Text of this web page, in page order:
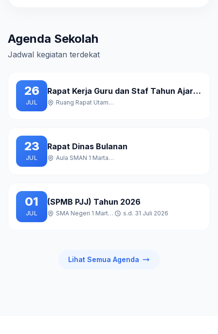
Agenda Sekolah
Jadwal kegiatan terdekat
26
JUL
Rapat Kerja Guru dan Staf Tahun Ajaran Baru
Ruang Rapat Utama Gedung A
23
JUL
Rapat Dinas Bulanan
Aula SMAN 1 Martapura
01
JUL
(SPMB PJJ) Tahun 2026
SMA Negeri 1 Martapura s.d. 31 Juli 2026
Lihat Semua Agenda